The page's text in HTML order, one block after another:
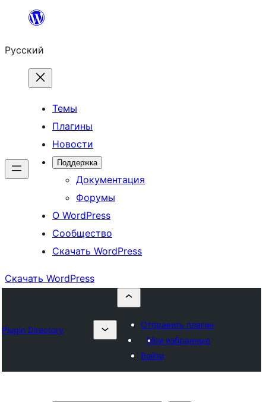
Перейти
содержимому
Русский
Темы
Плагины
Новости
Поддержка
Документация
Форумы
О WordPress
Сообщество
Скачать WordPress
Скачать WordPress
Plugin Directory
Отправить плагин
Мои избранные
Войти